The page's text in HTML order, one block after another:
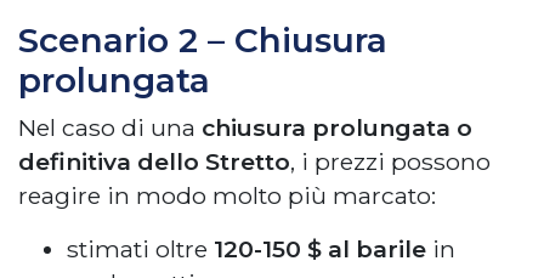
Scenario 2 – Chiusura
prolungata
Nel caso di una chiusura prolungata o
definitiva dello Stretto, i prezzi possono
reagire in modo molto più marcato:
stimati oltre 120-150 $ al barile in